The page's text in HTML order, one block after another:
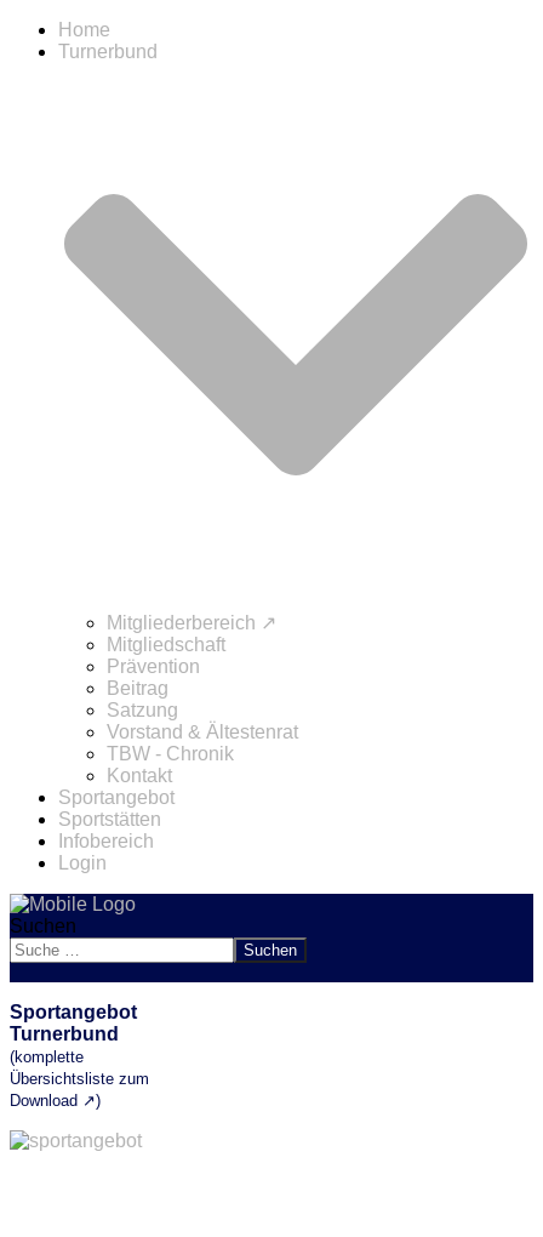
Home
Turnerbund
Mitgliederbereich ↗
Mitgliedschaft
Prävention
Beitrag
Satzung
Vorstand & Ältestenrat
TBW - Chronik
Kontakt
Sportangebot
Sportstätten
Infobereich
Login
Suchen
Suchen
Sportangebot
Turnerbund
(komplette
Übersichtsliste zum
Download ↗)